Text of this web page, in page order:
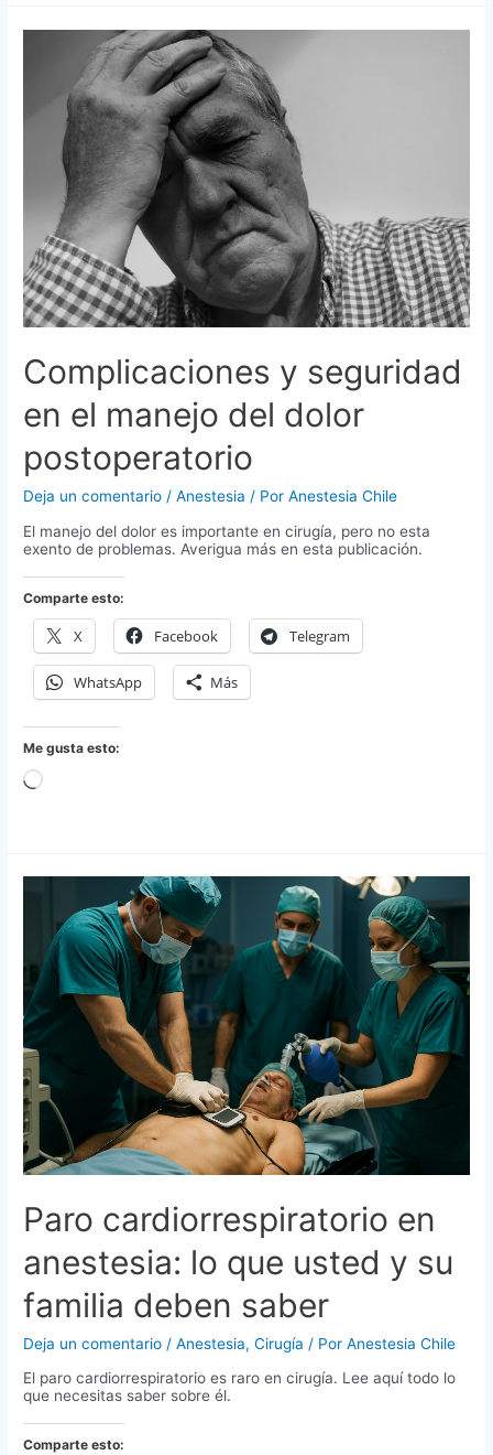
Complicaciones y seguridad
en el manejo del dolor
postoperatorio
Deja un comentario /Anestesia / PorAnestesia Chile
El manejo del dolor es importante en cirugía, pero no esta
exento de problemas. Averigua más en esta publicación.
Comparte esto:
X Facebook Telegram
WhatsApp Más
Me gusta esto:
Cargando...
Paro cardiorrespiratorio en
anestesia: lo que usted y su
familia deben saber
Deja un comentario /Anestesia,Cirugía / PorAnestesia Chile
El paro cardiorrespiratorio es raro en cirugía. Lee aquí todo lo
que necesitas saber sobre él.
Comparte esto: